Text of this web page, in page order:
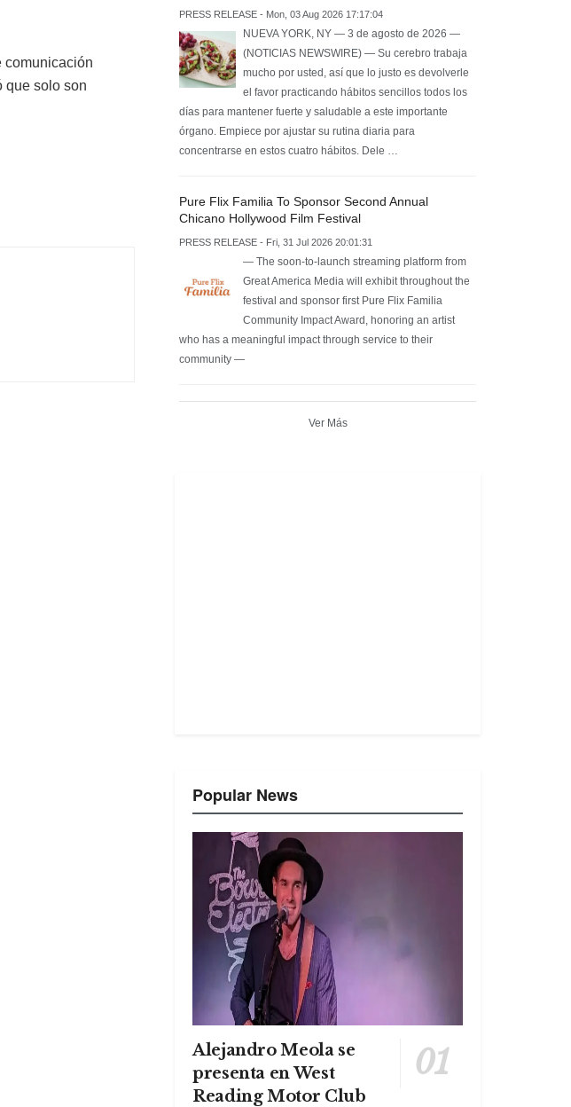
comunicación
que solo son
PRESS RELEASE - Mon, 03 Aug 2026 17:17:04
NUEVA YORK, NY — 3 de agosto de 2026 —
(NOTICIAS NEWSWIRE) — Su cerebro trabaja
mucho por usted, así que lo justo es devolverle
el favor practicando hábitos sencillos todos los
días para mantener fuerte y saludable a este importante
órgano. Empiece por ajustar su rutina diaria para
concentrarse en estos cuatro hábitos. Dele …
Pure Flix Familia To Sponsor Second Annual
Chicano Hollywood Film Festival
PRESS RELEASE - Fri, 31 Jul 2026 20:01:31
— The soon-to-launch streaming platform from
Great America Media will exhibit throughout the
festival and sponsor first Pure Flix Familia
Community Impact Award, honoring an artist
who has a meaningful impact through service to their
community —
Ver Más
Popular News
Alejandro Meola se
presenta en West
Reading Motor Club